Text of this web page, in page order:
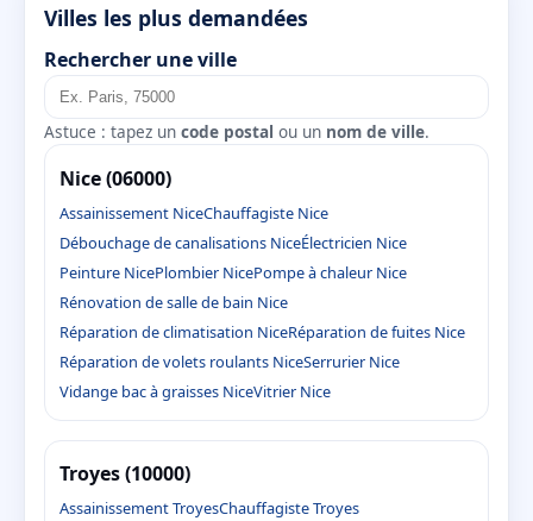
Villes les plus demandées
Rechercher une ville
Astuce : tapez un code postal ou un nom de ville.
Nice (06000)
Assainissement NiceChauffagiste Nice
Débouchage de canalisations NiceÉlectricien Nice
Peinture NicePlombier NicePompe à chaleur Nice
Rénovation de salle de bain Nice
Réparation de climatisation NiceRéparation de fuites Nice
Réparation de volets roulants NiceSerrurier Nice
Vidange bac à graisses NiceVitrier Nice
Troyes (10000)
Assainissement TroyesChauffagiste Troyes